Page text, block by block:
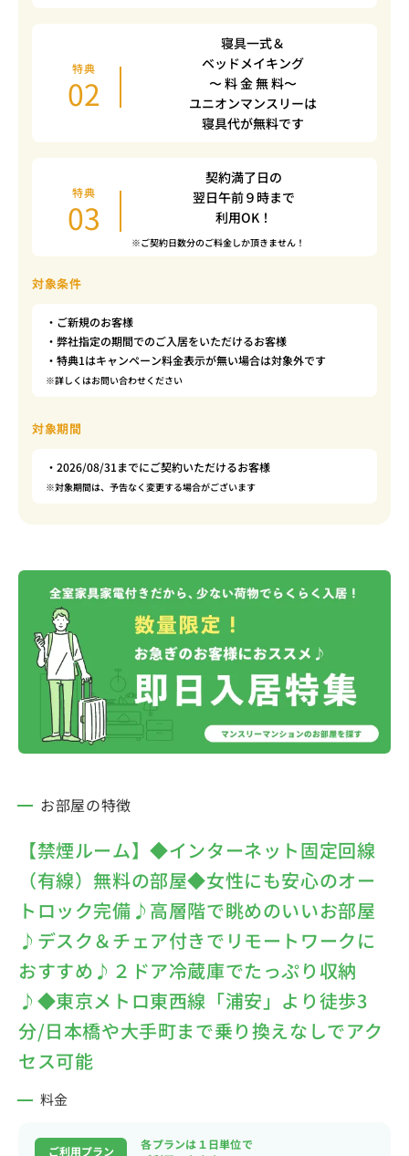
特典
02
寝具一式＆
ベッドメイキング
〜 料 金 無 料〜
ユニオンマンスリーは
寝具代が無料です
特典
03
契約満了日の
翌日午前９時まで
利用OK！
※ご契約日数分のご料金しか頂きません！
対象条件
・ご新規のお客様
・弊社指定の期間でのご入居をいただけるお客様
・特典1はキャンペーン料金表示が無い場合は対象外です
※詳しくはお問い合わせください
対象期間
・2026/08/31までにご契約いただけるお客様
※対象期間は、予告なく変更する場合がございます
お部屋の特徴
【禁煙ルーム】◆インターネット固定回線
（有線）無料の部屋◆女性にも安心のオー
トロック完備♪高層階で眺めのいいお部屋
♪デスク＆チェア付きでリモートワークに
おすすめ♪２ドア冷蔵庫でたっぷり収納
♪◆東京メトロ東西線「浦安」より徒歩3
分/日本橋や大手町まで乗り換えなしでアク
セス可能
料金
ご利用プラン
各プランは１日単位で